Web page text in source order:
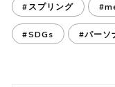
#スプリング
#SDGs #パーソ